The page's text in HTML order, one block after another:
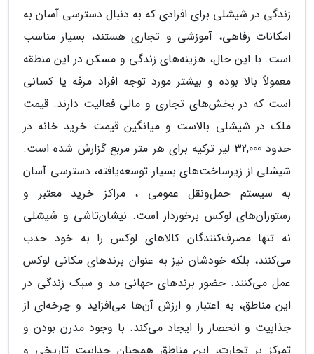
زندگی در شیشلی برای افرادی که به دنبال دسترسی آسان به
امکانات رفاهی، آموزشی و تجاری هستند، بسیار مناسب
است. با این حال، هزینه‌های زندگی و مسکن در این منطقه
معمولاً بالا بوده و بیشتر مورد توجه افراد مرفه یا کسانی
است که در بخش‌های تجاری و مالی فعالیت دارند. قیمت
ملک در شیشلی بالاست و میانگین قیمت خرید خانه در
حدود 32,000 لیر ترکیه برای هر متر مربع گزارش شده است.
شیشلی از زیرساخت‌های بسیار توسعه‌یافته، دسترسی آسان
به سیستم حمل‌ونقل عمومی ، مراکز خرید معتبر و
رستوران‌های لوکس برخوردار است. نیشان‌تاشی و شیشلی
نه تنها مصرف‌کنندگان کالاهای لوکس را به خود جذب
می‌کنند، بلکه خودشان نیز به عنوان برندهای مکانی لوکس
عمل می‌کنند. حضور برندهای جهانی مد و سبک زندگی در
این مناطق، به اعتبار و ارزش آن‌ها می‌افزاید و چرخه‌ای از
جذابیت و انحصار را ایجاد می‌کند. با وجود مدرن بودن و
تمرکز بر تجارت، این مناطق همچنان جذابیت تاریخی و